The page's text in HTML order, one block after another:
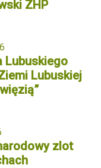
ZHP
Lubuskiego
Lubuskiej
zlot